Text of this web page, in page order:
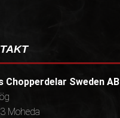
Chopperdelar Sweden AB
Moheda